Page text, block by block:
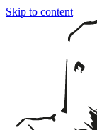
Skip to content